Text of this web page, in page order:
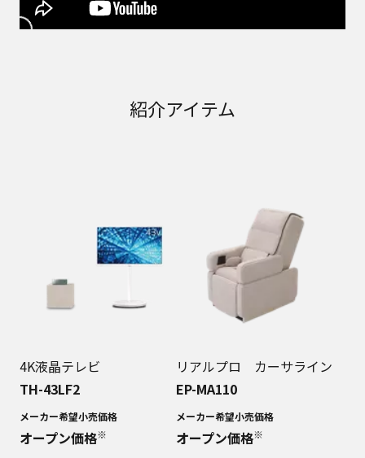
紹介アイテム
4K液晶テレビ
TH-43LF2
メーカー希望小売価格
オープン価格※
リアルプロ カーサライン
EP-MA110
メーカー希望小売価格
オープン価格※